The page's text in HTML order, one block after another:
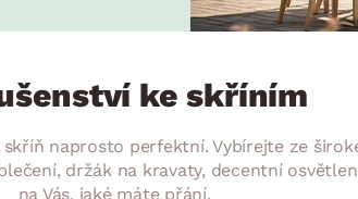
ZAHRADNÍ
ke skříním
naprosto perfektní. Vybírejte ze
držák na kravaty, decentní
na Vás, jaké máte přání.